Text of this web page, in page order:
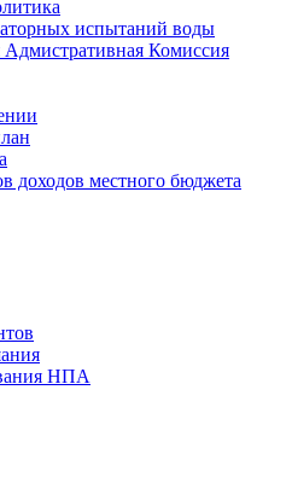
испытаний воды
Адмистративная Комиссия
доходов местного бюджета
НПА